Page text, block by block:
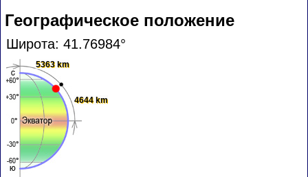
Географическое положение
Широта: 41.76984°
5363 km
4644 km